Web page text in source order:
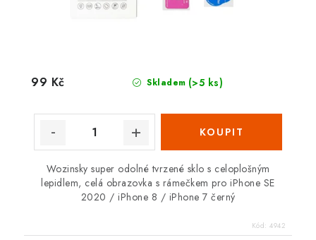
Skladem (>5 ks)
99 Kč
Wozinsky super odolné tvrzené sklo s celoplošným
lepidlem, celá obrazovka s rámečkem pro iPhone SE
2020 / iPhone 8 / iPhone 7 černý
Kód: 4942